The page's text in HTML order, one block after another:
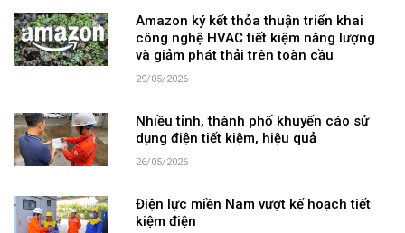
Amazon ký kết thỏa thuận triển khai
công nghệ HVAC tiết kiệm năng lượng
và giảm phát thải trên toàn cầu
29/05/2026
Nhiều tỉnh, thành phố khuyến cáo sử
dụng điện tiết kiệm, hiệu quả
26/05/2026
Điện lực miền Nam vượt kế hoạch tiết
kiệm điện